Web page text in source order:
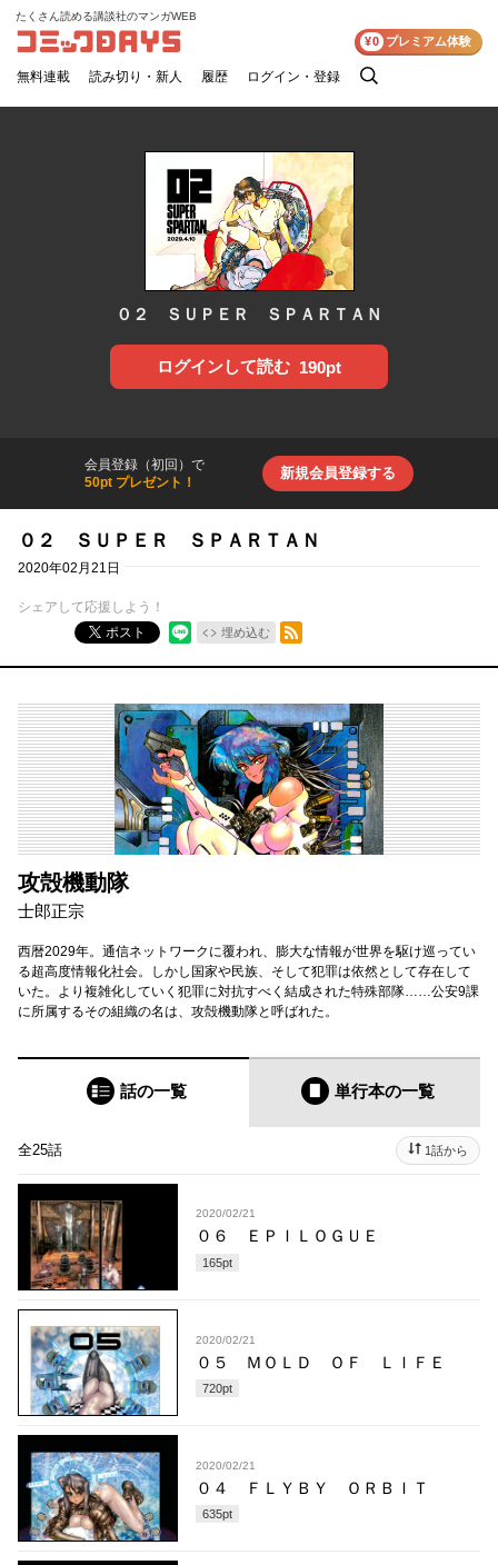
コミックDAYS
たくさん読める講談社のマンガWEB
無料連載 読み切り・新人 履歴 ログイン・登録
検
¥0 プレミアム体験
０２ ＳＵＰＥＲ ＳＰＡＲＴＡＮ
ログインして読む 190pt
会員登録（初回）で
50pt プレゼント！
新規会員登録する
０２ ＳＵＰＥＲ ＳＰＡＲＴＡＮ
2020年02月21日
シェアして応援しよう！
ポスト
埋め込む
RSSフィード
攻殻機動隊
士郎正宗
西暦2029年。通信ネットワークに覆われ、膨大な情報が世界を駆け巡ってい
る超高度情報化社会。しかし国家や民族、そして犯罪は依然として存在して
いた。より複雑化していく犯罪に対抗すべく結成された特殊部隊……公安9課
に所属するその組織の名は、攻殻機動隊と呼ばれた。
話の一覧 単行本の一覧
全25話 1話から
2020/02/21
０６ ＥＰＩＬＯＧＵＥ
165pt
2020/02/21
０５ ＭＯＬＤ ＯＦ ＬＩＦＥ
720pt
2020/02/21
０４ ＦＬＹＢＹ ＯＲＢＩＴ
635pt